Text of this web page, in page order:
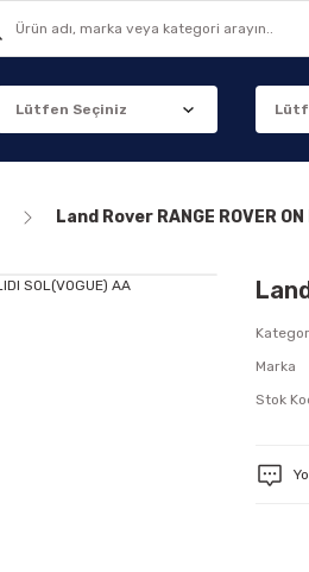
Land Rover RANGE ROVER
Marka
Stok